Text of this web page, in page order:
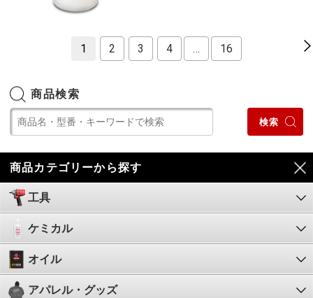
1 2 3 4 … 16
商品検索
商品カテゴリーから探す
工具
ケミカル
オイル
アパレル・グッズ